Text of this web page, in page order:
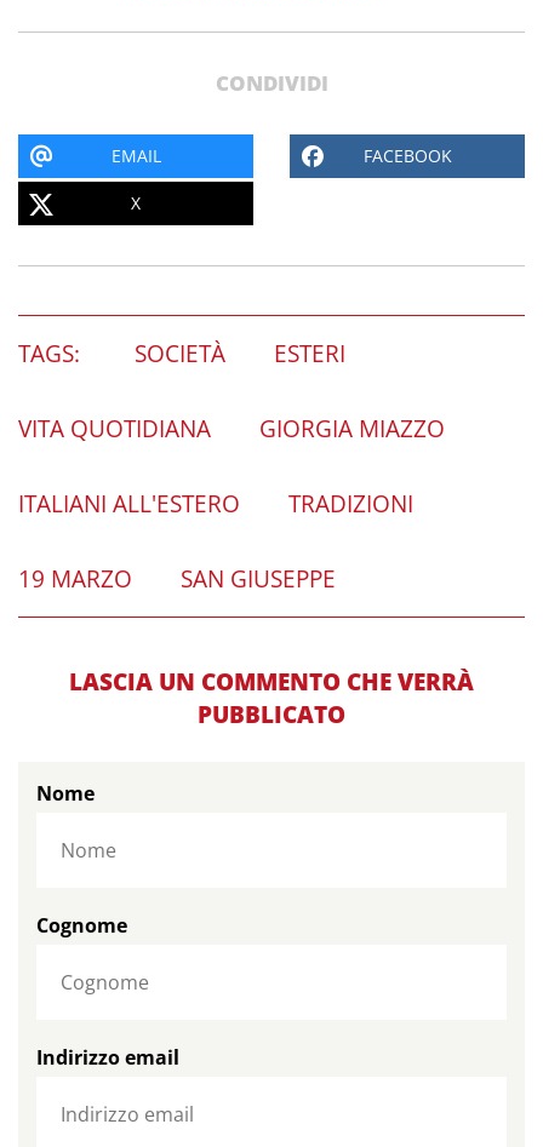
CONDIVIDI
EMAIL FACEBOOK
X
TAGS: SOCIETÀ ESTERI
VITA QUOTIDIANA GIORGIA MIAZZO
ITALIANI ALL'ESTERO TRADIZIONI
19 MARZO SAN GIUSEPPE
LASCIA UN COMMENTO CHE VERRÀ
PUBBLICATO
Nome
Cognome
Indirizzo email